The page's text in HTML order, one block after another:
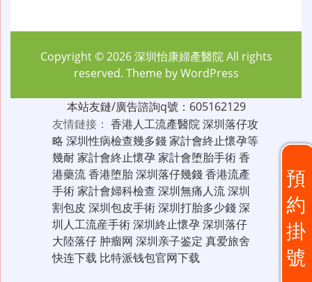
預
約
掛
號
Copyright © 2026深圳怡康婦產醫院All rights
reserved. Theme byWordPress
本站友鏈/廣告諮詢q號：605162129
友情鏈接： 香港人工流產醫院深圳落仔攻
略 深圳性病檢查幾多錢家計會終止懷孕等
幾耐家計會終止懷孕家計會堕胎手術香
港藥流香港堕胎深圳落仔幾錢香港流產
手術家計會婦科檢查 深圳無痛人流深圳
割包皮 深圳包皮手術深圳打胎多少錢深
圳人工流産手術深圳終止懷孕深圳落仔
大陸落仔 肿瘤网 深圳亲子鉴定 真爱旅舍
快连下载 比特派钱包官网下载